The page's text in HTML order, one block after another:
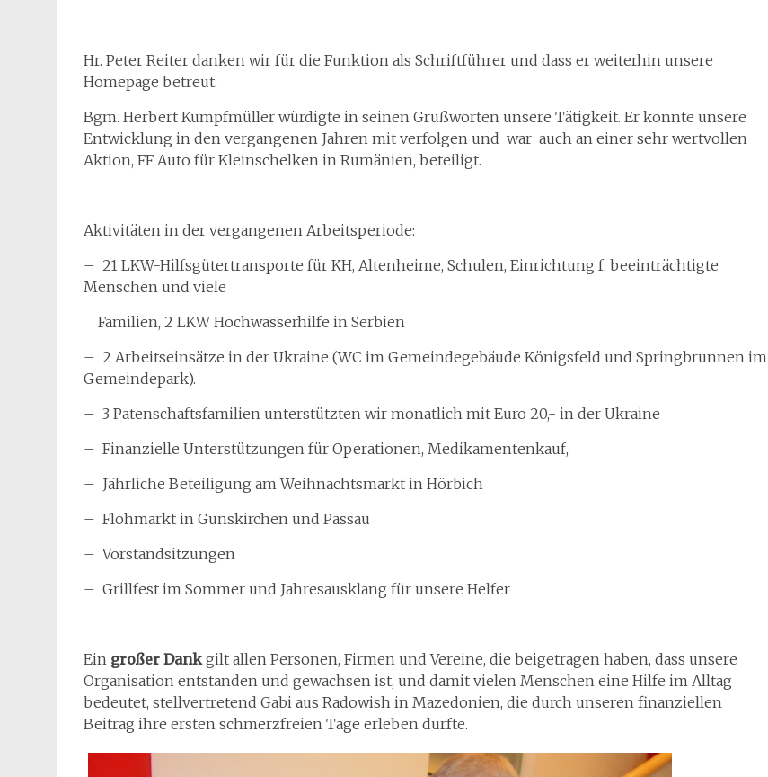
Hr. Peter Reiter danken wir für die Funktion als Schriftführer und dass er weiterhin unsere
Homepage betreut.
Bgm. Herbert Kumpfmüller würdigte in seinen Grußworten unsere Tätigkeit. Er konnte unsere
Entwicklung in den vergangenen Jahren mit verfolgen und war auch an einer sehr wertvollen
Aktion, FF Auto für Kleinschelken in Rumänien, beteiligt.
Aktivitäten in der vergangenen Arbeitsperiode:
– 21 LKW-Hilfsgütertransporte für KH, Altenheime, Schulen, Einrichtung f. beeinträchtigte
Menschen und viele
Familien, 2 LKW Hochwasserhilfe in Serbien
– 2 Arbeitseinsätze in der Ukraine (WC im Gemeindegebäude Königsfeld und Springbrunnen im
Gemeindepark).
– 3 Patenschaftsfamilien unterstützten wir monatlich mit Euro 20,- in der Ukraine
– Finanzielle Unterstützungen für Operationen, Medikamentenkauf,
– Jährliche Beteiligung am Weihnachtsmarkt in Hörbich
– Flohmarkt in Gunskirchen und Passau
– Vorstandsitzungen
– Grillfest im Sommer und Jahresausklang für unsere Helfer
Ein großer Dankgilt allen Personen, Firmen und Vereine, die beigetragen haben, dass unsere
Organisation entstanden und gewachsen ist, und damit vielen Menschen eine Hilfe im Alltag
bedeutet, stellvertretend Gabi aus Radowish in Mazedonien, die durch unseren finanziellen
Beitrag ihre ersten schmerzfreien Tage erleben durfte.